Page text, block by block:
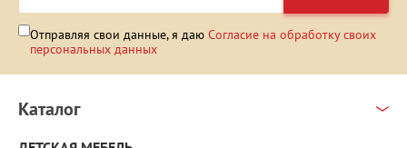
Отправляя свои данные, я даю Согласие на обработку своих
персональных данных
Каталог